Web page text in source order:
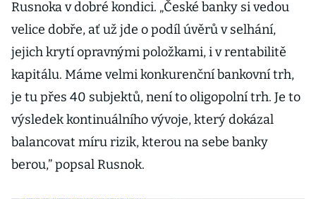
Rusnoka v dobré kondici. „České banky si vedou
velice dobře, ať už jde o podíl úvěrů v selhání,
jejich krytí opravnými položkami, i v rentabilitě
kapitálu. Máme velmi konkurenční bankovní trh,
je tu přes 40 subjektů, není to oligopolní trh. Je to
výsledek kontinuálního vývoje, který dokázal
balancovat míru rizik, kterou na sebe banky
berou,” popsal Rusnok.